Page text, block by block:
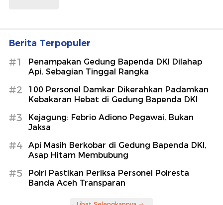
Berita Terpopuler
#1
Penampakan Gedung Bapenda DKI Dilahap
Api, Sebagian Tinggal Rangka
#2
100 Personel Damkar Dikerahkan Padamkan
Kebakaran Hebat di Gedung Bapenda DKI
#3
Kejagung: Febrio Adiono Pegawai, Bukan
Jaksa
#4
Api Masih Berkobar di Gedung Bapenda DKI,
Asap Hitam Membubung
#5
Polri Pastikan Periksa Personel Polresta
Banda Aceh Transparan